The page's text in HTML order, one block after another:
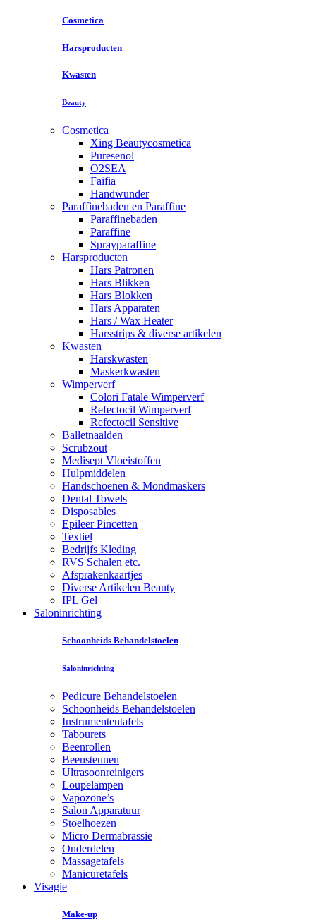
Cosmetica
Harsproducten
Kwasten
Beauty
Cosmetica
Xing Beautycosmetica
Puresenol
O2SEA
Faifia
Handwunder
Paraffinebaden en Paraffine
Paraffinebaden
Paraffine
Sprayparaffine
Harsproducten
Hars Patronen
Hars Blikken
Hars Blokken
Hars Apparaten
Hars / Wax Heater
Harsstrips & diverse artikelen
Kwasten
Harskwasten
Maskerkwasten
Wimperverf
Colori Fatale Wimperverf
Refectocil Wimperverf
Refectocil Sensitive
Balletnaalden
Scrubzout
Medisept Vloeistoffen
Hulpmiddelen
Handschoenen & Mondmaskers
Dental Towels
Disposables
Epileer Pincetten
Textiel
Bedrijfs Kleding
RVS Schalen etc.
Afsprakenkaartjes
Diverse Artikelen Beauty
IPL Gel
Saloninrichting
Schoonheids Behandelstoelen
Saloninrichting
Pedicure Behandelstoelen
Schoonheids Behandelstoelen
Instrumententafels
Tabourets
Beenrollen
Beensteunen
Ultrasoonreinigers
Loupelampen
Vapozone’s
Salon Apparatuur
Stoelhoezen
Micro Dermabrassie
Onderdelen
Massagetafels
Manicuretafels
Visagie
Make-up